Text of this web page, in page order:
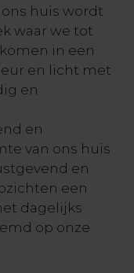
huis wordt
waar we tot
in een
en licht met
en
en
van ons huis
en
een
dagelijks
op onze